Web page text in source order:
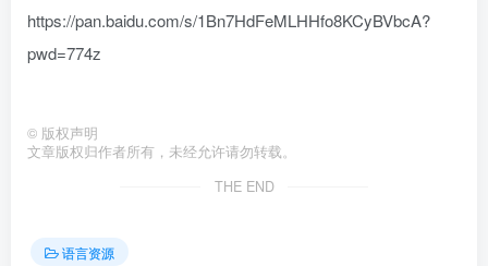
https://pan.baidu.com/s/1Bn7HdFeMLHHfo8KCyBVbcA?
pwd=774z
© 版权声明
文章版权归作者所有，未经允许请勿转载。
THE END
语言资源